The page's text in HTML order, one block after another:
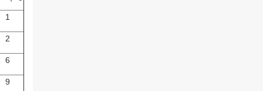
1
2
6
9